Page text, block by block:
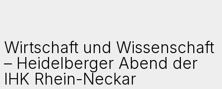
Wirtschaft und Wissenschaft
– Heidelberger Abend der
IHK Rhein-Neckar